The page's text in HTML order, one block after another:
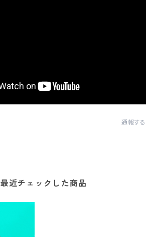
通報する
最近チェックした商品